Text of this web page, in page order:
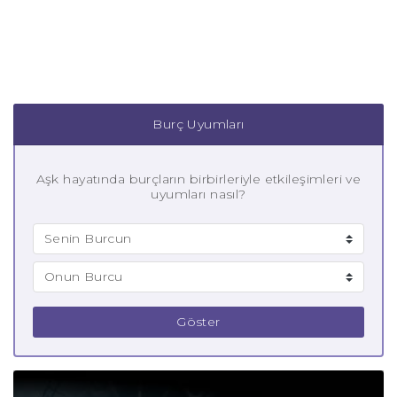
Burç Uyumları
Aşk hayatında burçların birbirleriyle etkileşimleri ve
uyumları nasıl?
Göster